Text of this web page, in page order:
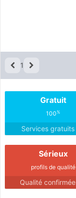
1
Gratuit
100%
Services gratuits
Sérieux
profils de qualité
Qualité confirmée